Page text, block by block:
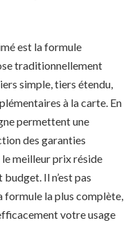
est la formule
traditionnellement
simple, tiers étendu,
à la carte. En
permettent une
des garanties
meilleur prix réside
Il n’est pas
formule la plus complète,
votre usage